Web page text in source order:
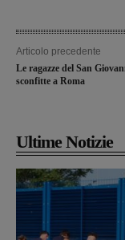
Articolo precedente
Le ragazze del San
sconfitte a Roma
Ultime Notizie